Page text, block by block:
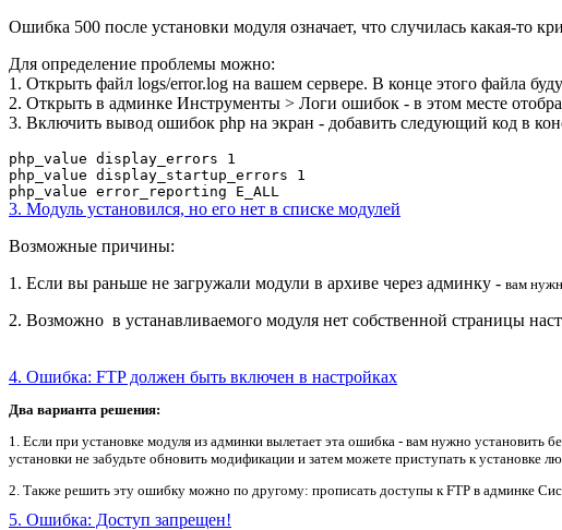
Ошибка 500 после установки модуля означает, что случилась какая-то
Для определение проблемы можно:
1. Открыть файл logs/error.log на вашем сервере. В конце этого файла
2. Открыть в админке Инструменты > Логи ошибок - в этом месте
3. Включить вывод ошибок php на экран - добавить следующий код в
php_value display_errors 1
php_value display_startup_errors 1
php_value error_reporting E_ALL
3. Модуль установился, но его нет в списке модулей
Возможные причины:
1. Если вы раньше не загружали модули в архиве через админку - вам
2. Возможно в устанавливаемого модуля нет собственной страницы
4. Ошибка: FTP должен быть включен в настройках
Два варианта решения:
1. Если при установке модуля из админки вылетает эта ошибка - вам нужно установить
установки не забудьте обновить модификации и затем можете приступать к установке
2. Также решить эту ошибку можно по другому: прописать доступы к FTP в админке
5. Ошибка: Доступ запрещен!